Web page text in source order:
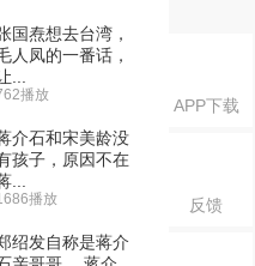
APP下载
反馈
国焘想去台湾，
人凤的一番话，
...
播放
介石和宋美龄没
孩子，原因不在
...
播放
绍发自称是蒋介